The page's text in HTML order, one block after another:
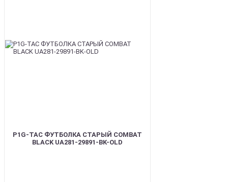
P1G-TAC ФУТБОЛКА СТАРЫЙ COMBAT
BLACK UA281-29891-BK-OLD